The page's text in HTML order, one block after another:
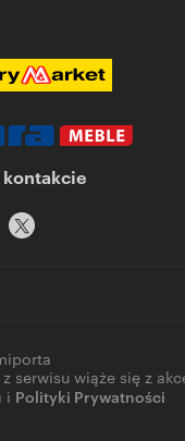
kontakcie
serwisu wiąże się z
i Polityki Prywatności